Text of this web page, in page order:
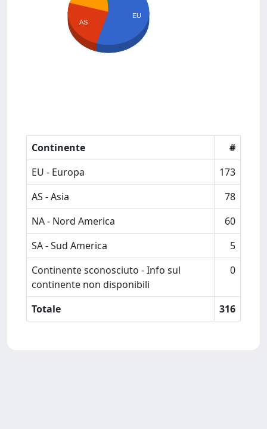
AS
EU
Continente
#
EU - Europa
173
AS - Asia
78
NA - Nord America
60
SA - Sud America
5
Continente sconosciuto - Info sul
continente non disponibili
0
Totale 316